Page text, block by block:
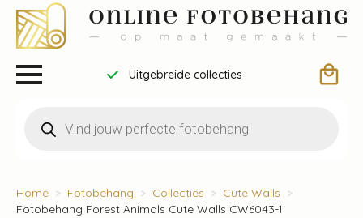
Uitgebreide collecties
zoeken
Home Fotobehang Collecties
Cute Walls
Fotobehang Forest Animals Cute Walls CW6043-1